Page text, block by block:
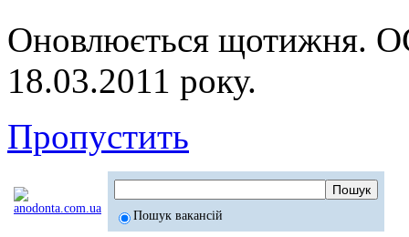
Оновлюється
18.03.2011 року.
Пропустить
Пошук вакансій